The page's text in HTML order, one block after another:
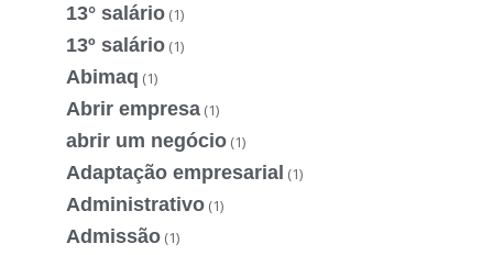
13° salário (1)
13º salário (1)
Abimaq (1)
Abrir empresa (1)
abrir um negócio (1)
Adaptação empresarial (1)
Administrativo (1)
Admissão (1)